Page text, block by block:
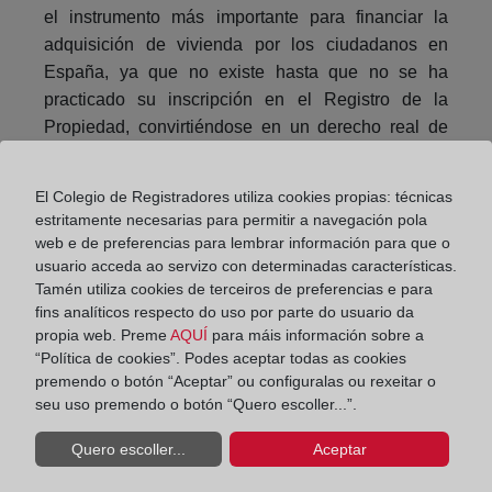
el instrumento más importante para financiar la
adquisición de vivienda por los ciudadanos en
España, ya que no existe hasta que no se ha
practicado su inscripción en el Registro de la
Propiedad, convirtiéndose en un derecho real de
Compartir:
El Colegio de Registradores inicia una campaña
El Colegio de Registradores utiliza cookies propias: técnicas
estritamente necesarias para permitir a navegación pola
web e de preferencias para lembrar información para que o
usuario acceda ao servizo con determinadas características.
Tamén utiliza cookies de terceiros de preferencias e para
fins analíticos respecto do uso por parte do usuario da
propia web. Preme AQUÍ para máis información sobre a
“Política de cookies”. Podes aceptar todas as cookies
premendo o botón “Aceptar” ou configuralas ou rexeitar o
seu uso premendo o botón “Quero escoller...”.
Quero escoller... Aceptar